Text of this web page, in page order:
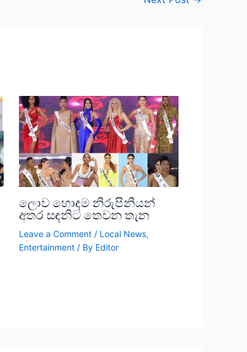
ලොව හොඳම නිරුපිනියන්
අතර සඳනිට තෙවන තැන
Leave a Comment / Local News,
Entertainment/ By Editor